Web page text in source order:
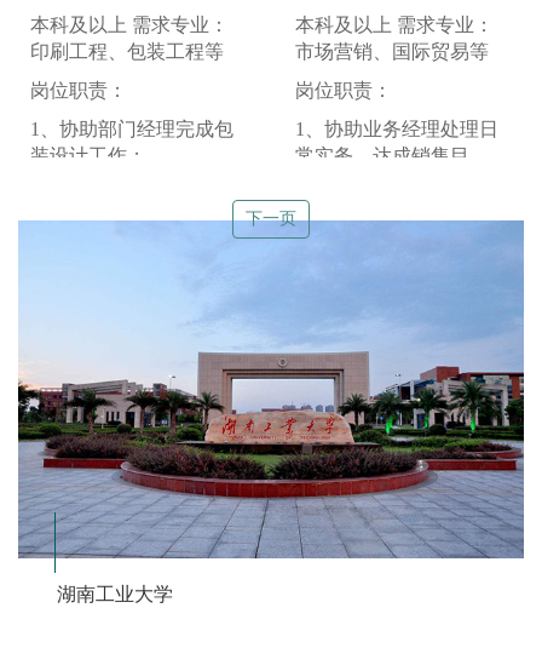
六大模块，人力资源规
划、招聘与录用、薪酬福
利等。
2、其他
本科及以上 需求专业：
印刷工程、包装工程等
岗位职责：
1、协助部门经理完成包
装设计工作；
本科及以上 需求专业：
市场营销、国际贸易等
岗位职责：
1、协助业务经理处理日
常实务，达成销售目
2、其他
下一页
湖南工业大学